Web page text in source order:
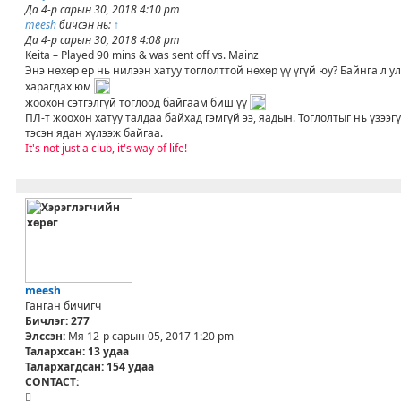
U
S
E
R
хл
э
г
Да 4-р сарын 30, 2018 4:10 pm
meeshбичсэн нь: ↑
Да 4-р сарын 30, 2018 4:08 pm
Keita – Played 90 mins & was sent off vs. Mainz
Энэ нөхөр ер нь нилээн хатуу тоглолттой нөхөр үү үгүй юу? Байнга л
харагдах юм
жоохон сэтгэлгүй тоглоод байгаам биш үү
ПЛ-т жоохон хатуу талдаа байхад гэмгүй ээ, яадын. Тоглолтыг нь
тэсэн ядан хүлээж байгаа.
It's not just a club, it's way of life!
meesh
Ганган бичигч
Бичлэг:277
Элссэн: Мя 12-р сарын 05, 2017 1:20 pm
Талархсан: 13 удаа
Талархагдсан: 154 удаа
CONTACT: